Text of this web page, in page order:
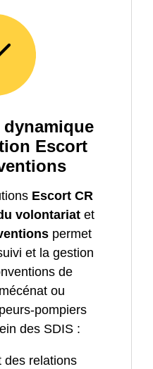
Escort
Escort CR
volontariat et
permet
et la gestion
de
ou
pompiers
des SDIS :
des relations